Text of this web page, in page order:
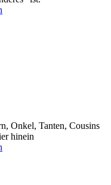
Onkel, Tanten, Cousins
hinein